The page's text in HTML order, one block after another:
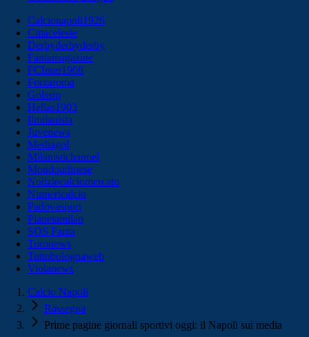
Calcionapoli1926
Cittaceleste
Derbyderbyderby
Fantamagazine
FCInter1908
Forzaroma
Golssip
Hellas1903
Ilmilanista
Juvenews
Mediagol
Milanistichannel
Mondoudinese
Notiziecalciomercato
Numericalcio
Padovasport
Pianetamilan
SOS Fanta
Toronews
Tuttobolognaweb
Violanews
Calcio Napoli
Rassegna
Prime pagine giornali sportivi oggi: il Napoli sui media